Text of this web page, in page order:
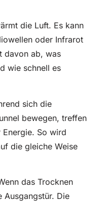
die Luft. Es kann
oder Infrarot
davon ab, was
wie schnell es
sich die
bewegen, treffen
So wird
die gleiche Weise
das Trocknen
Ausgangstür. Die